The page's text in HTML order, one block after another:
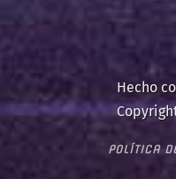
Hecho
POLÍTICA